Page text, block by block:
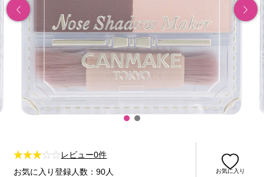
レビュー0件
お気に入り登録人数：90人
お気に入り